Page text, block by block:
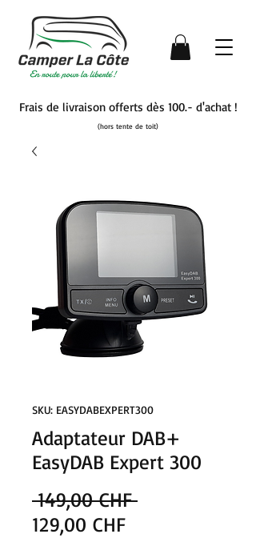
Frais de livraison offerts dès 100.- d'achat !
(hors tente de toit)
SKU: EASYDABEXPERT300
Adaptateur DAB+
EasyDAB Expert 300
149,00 CHF Prezzo
129,00 CHFPrezzo